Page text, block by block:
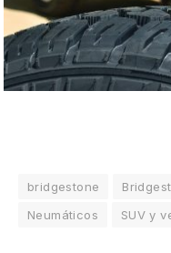
bridgestone
Neumáticos
SUV y